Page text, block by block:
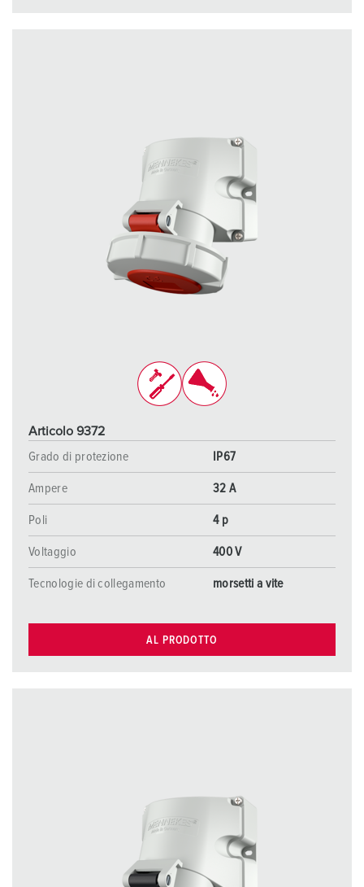
Articolo 9372
Grado di protezione
IP67
Ampere 32 A
Poli 4 p
Voltaggio 400 V
Tecnologie di collegamento morsetti a vite
AL PRODOTTO